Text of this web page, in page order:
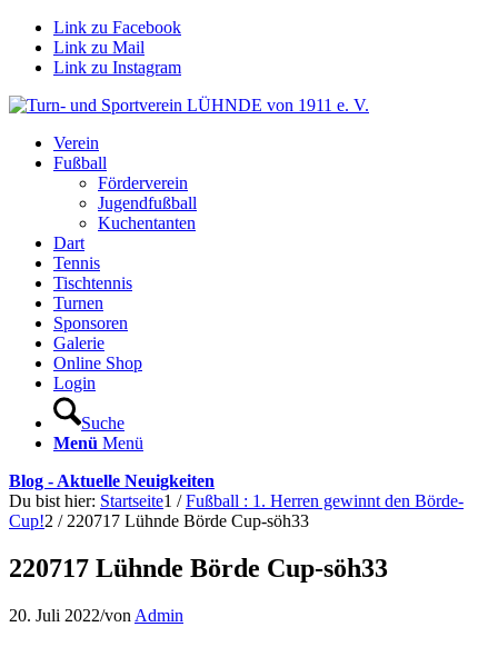
Link zu Facebook
Link zu Mail
Link zu Instagram
Verein
Fußball
Förderverein
Jugendfußball
Kuchentanten
Dart
Tennis
Tischtennis
Turnen
Sponsoren
Galerie
Online Shop
Login
Suche
Menü Menü
Blog - Aktuelle Neuigkeiten
Du bist hier: Startseite1 / Fußball : 1. Herren gewinnt den Börde-
Cup!2 / 220717 Lühnde Börde Cup-söh33
220717 Lühnde Börde Cup-söh33
20. Juli 2022/von Admin